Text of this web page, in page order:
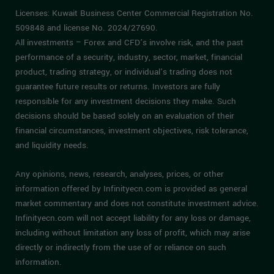
Licenses: Kuwait Business Center Commercial Registration No.
509848 and license No. 2024/27690.
All investments – Forex and CFD’s involve risk, and the past
performance of a security, industry, sector, market, financial
product, trading strategy, or individual’s trading does not
guarantee future results or returns. Investors are fully
responsible for any investment decisions they make. Such
decisions should be based solely on an evaluation of their
financial circumstances, investment objectives, risk tolerance,
and liquidity needs.
Any opinions, news, research, analyses, prices, or other
information offered by Infinityecn.com is provided as general
market commentary and does not constitute investment advice.
Infinityecn.com will not accept liability for any loss or damage,
including without limitation any loss of profit, which may arise
directly or indirectly from the use of or reliance on such
information.